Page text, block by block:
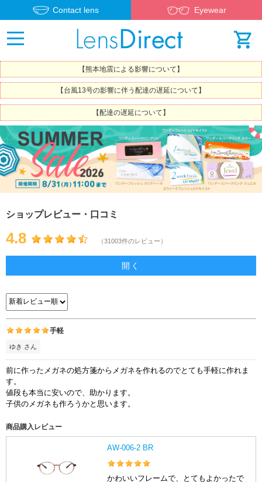
Contact lens Eyewear
【熊本地震による影響について】
【台風13号の影響に伴う配達の遅延について】
【配達の遅延について】
ショップレビュー・口コミ
4.8 （31003件のレビュー）
開く
手軽
ゆき さん
前に作ったメガネの処方箋からメガネを作れるのでとても手軽に作れま
す。
値段も本当に安いので、助かります。
子供のメガネも作ろうかと思います。
商品購入レビュー
AW-006-2 BR
かわいいフレームで、とてもよかったで